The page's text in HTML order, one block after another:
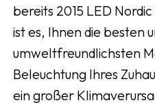
bereits 2015 LED
ist es, Ihnen die besten
umweltfreundlichsten
Beleuchtung Ihres
ein großer